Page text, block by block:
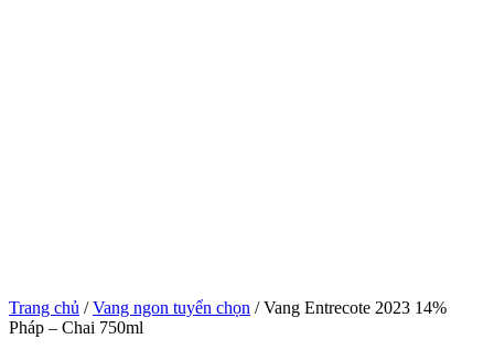
Trang chủ /Vang ngon tuyển chọn / Vang Entrecote 2023 14%
Pháp – Chai 750ml